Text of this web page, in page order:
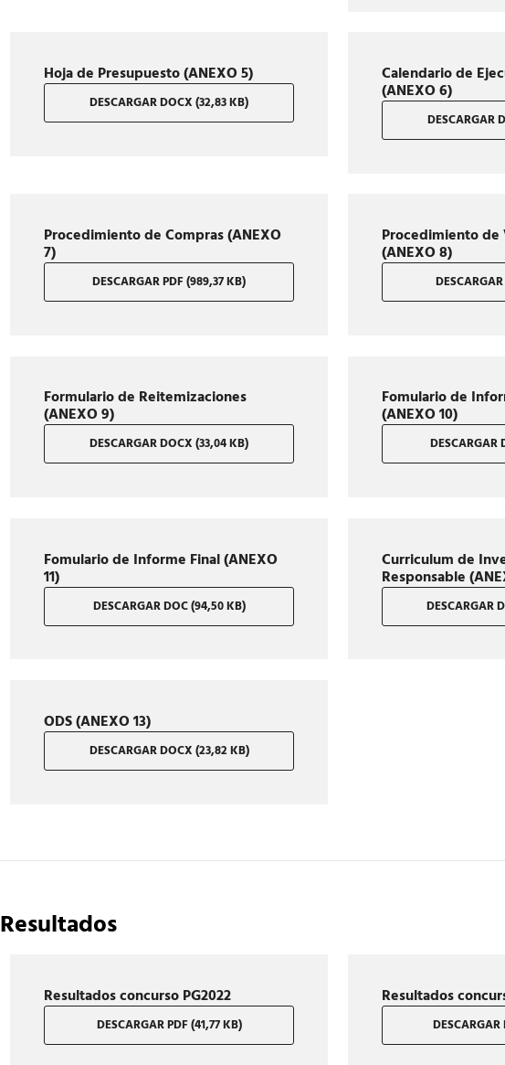
Hoja de Presupuesto (ANEXO 5)
DESCARGAR DOCX (32,83 KB)
Calendario de
(ANEXO 6)
DESCARGAR
Procedimiento de Compras (ANEXO
7)
DESCARGAR PDF (989,37 KB)
Procedimiento
(ANEXO 8)
Formulario de Reitemizaciones
(ANEXO 9)
DESCARGAR DOCX (33,04 KB)
Fomulario de
(ANEXO 10)
DESCARGAR
Fomulario de Informe Final (ANEXO
11)
DESCARGAR DOC (94,50 KB)
Curriculum de
Responsable
DESCARGAR
ODS (ANEXO 13)
DESCARGAR DOCX (23,82 KB)
Resultados
Resultados concurso PG2022
DESCARGAR PDF (41,77 KB)
Resultados